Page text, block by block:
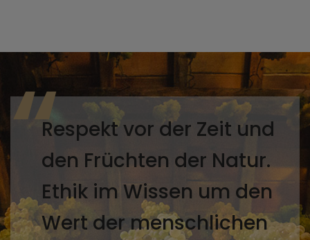
Respekt vor der Zeit und
den Früchten der Natur.
Ethik im Wissen um den
Wert der menschlichen